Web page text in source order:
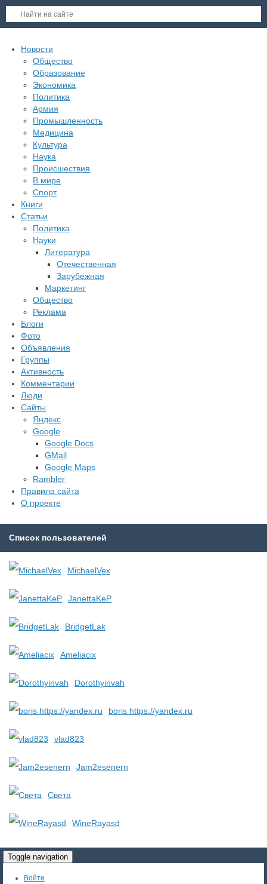
Новости
Общество
Образование
Экономика
Политика
Армия
Промышленность
Медицина
Культура
Наука
Происшествия
В мире
Спорт
Книги
Статьи
Политика
Науки
Литература
Отечественная
Зарубежная
Маркетинг
Общество
Реклама
Блоги
Фото
Объявления
Группы
Активность
Комментарии
Люди
Сайты
Яндекс
Google
Google Docs
GMail
Google Maps
Rambler
Правила сайта
О проекте
Список пользователей
MichaelVex
JanettaKeP
BridgetLak
Ameliacix
Dorothyinvah
boris https://yandex.ru
vlad823
Jam2esenern
Света
WineRayasd
Toggle navigation
Войти